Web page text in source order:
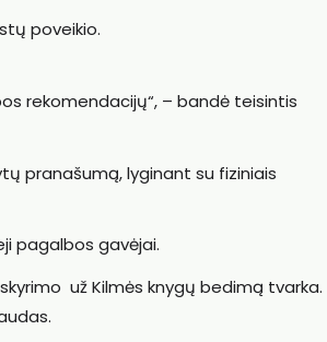
poveikio.
rekomendacijų“, – bandė teisintis
pranašumą, lyginant su fiziniais
pagalbos gavėjai.
už Kilmės knygų bedimą tvarka.